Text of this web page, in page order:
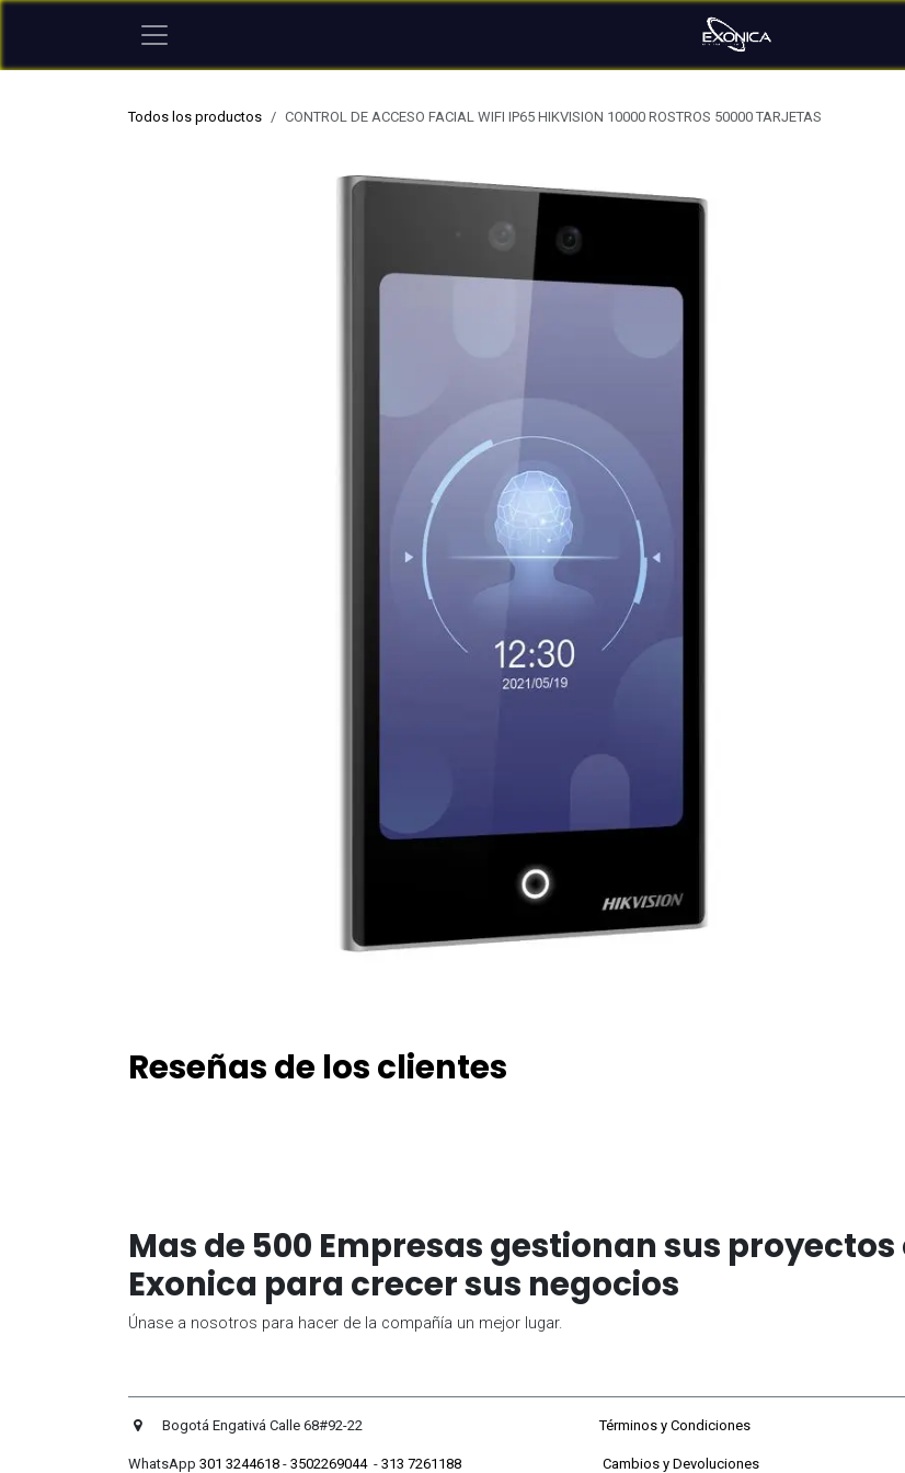
Ir al contenido
Todos los productos CONTROL DE ACCESO FACIAL WIFI IP65 HIKVISION 10000 ROSTROS 50000 TARJETAS
Reseñas de los clientes
Mas de 500 Empresas gestionan sus proyectos
Exonica para crecer sus negocios
Únase a nosotros para hacer de la compañía un mejor lugar.
Bogotá Engativá Calle 68#92-22Términos y Condiciones
WhatsApp 301 3244618 - 3502269044- 313 7261188 Cambios y Devoluciones Medios